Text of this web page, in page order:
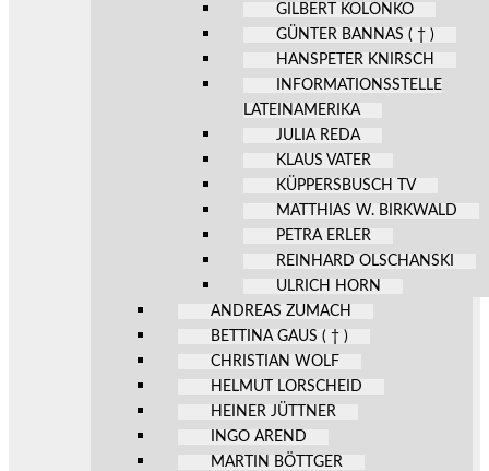
GILBERT KOLONKO
GÜNTER BANNAS ( † )
HANSPETER KNIRSCH
INFORMATIONSSTELLE
LATEINAMERIKA
JULIA REDA
KLAUS VATER
KÜPPERSBUSCH TV
MATTHIAS W. BIRKWALD
PETRA ERLER
REINHARD OLSCHANSKI
ULRICH HORN
ANDREAS ZUMACH
BETTINA GAUS ( † )
CHRISTIAN WOLF
HELMUT LORSCHEID
HEINER JÜTTNER
INGO AREND
MARTIN BÖTTGER